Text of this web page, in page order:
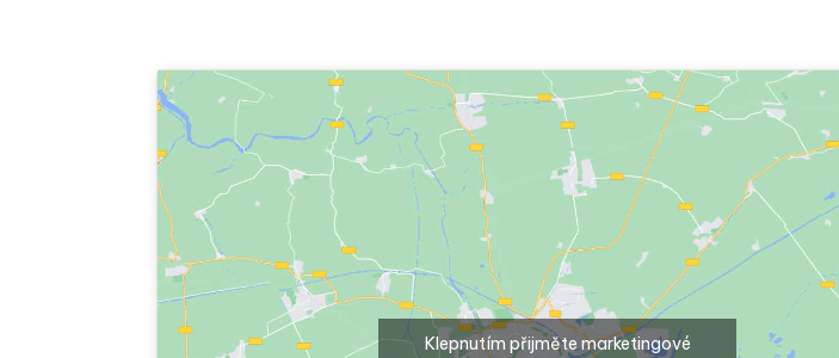
Klepnutím přijměte marketingové